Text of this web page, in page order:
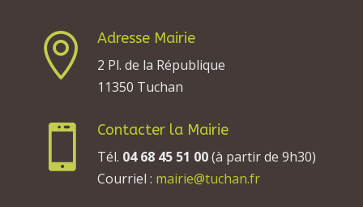

Adresse Mairie
2 Pl. de la République
11350 Tuchan

Contacter la Mairie
Tél. 04 68 45 51 00(à partir de 9h30)
Courriel : mairie@tuchan.fr